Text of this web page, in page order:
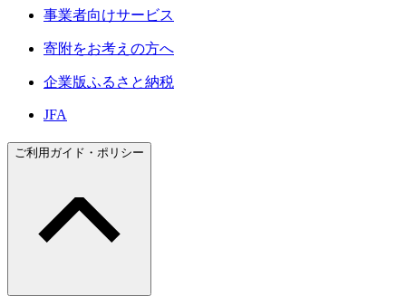
事業者向けサービス
寄附をお考えの方へ
企業版ふるさと納税
JFA
ご利用ガイド・ポリシー